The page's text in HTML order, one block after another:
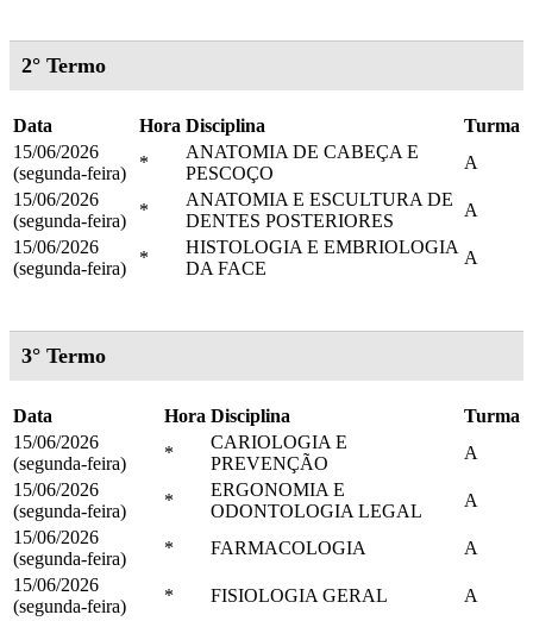
2° Termo
Data Hora Disciplina
Turma
15/06/2026
(segunda-feira)
*
ANATOMIA DE CABEÇA E
PESCOÇO
A
15/06/2026
(segunda-feira)
*
ANATOMIA E ESCULTURA DE
DENTES POSTERIORES
A
15/06/2026
(segunda-feira)
*
HISTOLOGIA E EMBRIOLOGIA
DA FACE
A
3° Termo
Data Hora Disciplina
Turma
15/06/2026
(segunda-feira)
*
CARIOLOGIA E
PREVENÇÃO
A
15/06/2026
(segunda-feira)
*
ERGONOMIA E
ODONTOLOGIA LEGAL
A
15/06/2026
(segunda-feira)
* FARMACOLOGIA
A
15/06/2026
(segunda-feira)
* FISIOLOGIA GERAL
A